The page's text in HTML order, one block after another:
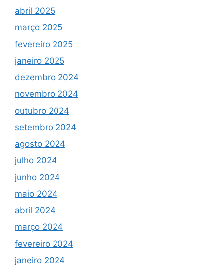
abril 2025
março 2025
fevereiro 2025
janeiro 2025
dezembro 2024
novembro 2024
outubro 2024
setembro 2024
agosto 2024
julho 2024
junho 2024
maio 2024
abril 2024
março 2024
fevereiro 2024
janeiro 2024